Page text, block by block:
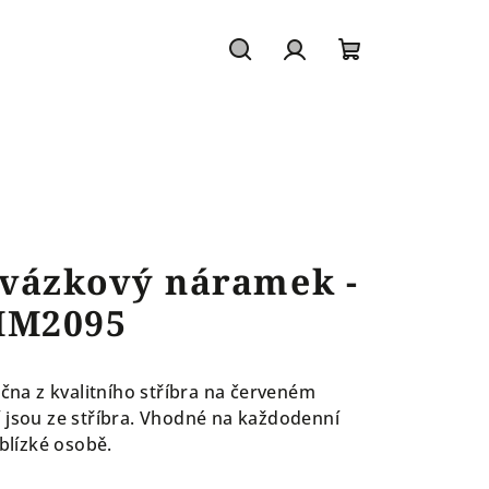
náramek -
z kvalitního stříbra na červeném
ze stříbra. Vhodné na každodenní
osobě.